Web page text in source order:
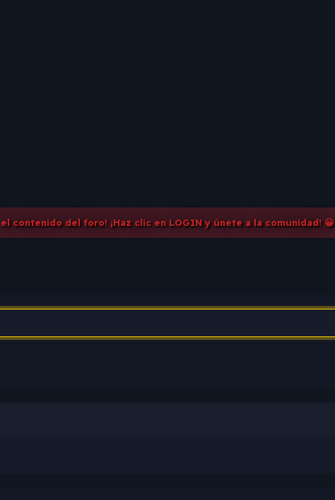
contenido del foro! ¡Haz clic en LOGIN y únete a la comunidad! 😀